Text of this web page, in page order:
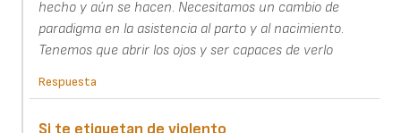
hecho y aún se hacen. Necesitamos un cambio de
paradigma en la asistencia al parto y al nacimiento.
Tenemos que abrir los ojos y ser capaces de verlo
Respuesta
Si te etiquetan de violento